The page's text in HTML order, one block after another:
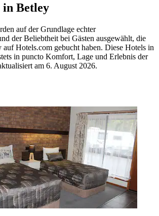
Betley
auf der Grundlage echter
der Beliebtheit bei Gästen ausgewählt, die
Hotels.com gebucht haben. Diese Hotels in
in puncto Komfort, Lage und Erlebnis der
am 6. August 2026.